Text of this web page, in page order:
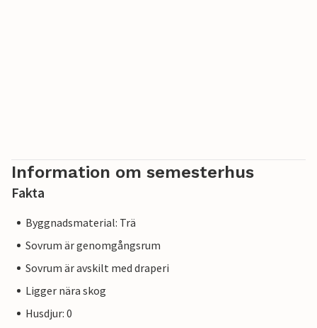
Information om semesterhus
Fakta
Byggnadsmaterial: Trä
Sovrum är genomgångsrum
Sovrum är avskilt med draperi
Ligger nära skog
Husdjur: 0